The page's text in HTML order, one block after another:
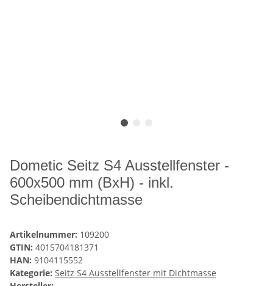
Dometic Seitz S4 Ausstellfenster -
600x500 mm (BxH) - inkl.
Scheibendichtmasse
Artikelnummer: 109200
GTIN: 4015704181371
HAN: 9104115552
Kategorie: Seitz S4 Ausstellfenster mit Dichtmasse